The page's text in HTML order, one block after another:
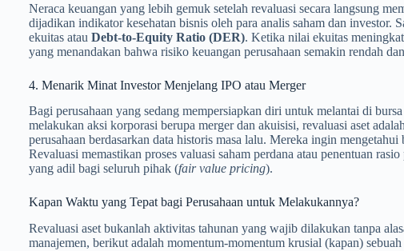
Neraca keuangan yang lebih gemuk setelah revaluasi secara langsung
dijadikan indikator kesehatan bisnis oleh para analis saham dan investor.
ekuitas atau Debt-to-Equity Ratio (DER). Ketika nilai ekuitas
yang menandakan bahwa risiko keuangan perusahaan semakin rendah
4. Menarik Minat Investor Menjelang IPO atau Merger
Bagi perusahaan yang sedang mempersiapkan diri untuk melantai di
melakukan aksi korporasi berupa merger dan akuisisi, revaluasi aset
perusahaan berdasarkan data historis masa lalu. Mereka ingin
Revaluasi memastikan proses valuasi saham perdana atau penentuan
yang adil bagi seluruh pihak (fair value pricing).
Kapan Waktu yang Tepat bagi Perusahaan untuk Melakukannya?
Revaluasi aset bukanlah aktivitas tahunan yang wajib dilakukan tanpa
manajemen, berikut adalah momentum-momentum krusial (kapan)